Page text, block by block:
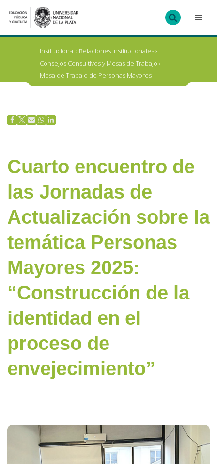
Ir
al
Institucional › Relaciones Institucionales›
Consejos Consultivos y Mesas de Trabajo ›
Mesa de Trabajo de Personas Mayores
Cuarto encuentro de
las Jornadas de
Actualización sobre la
temática Personas
Mayores 2025:
“Construcción de la
identidad en el
proceso de
envejecimiento”